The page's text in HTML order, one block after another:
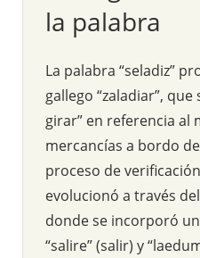
la palabra
La palabra “seladiz”
gallego “zaladiar”,
girar” en referencia al
mercancías a bordo
proceso de
evolucionó a través
donde se incorporó
“salire” (salir) y